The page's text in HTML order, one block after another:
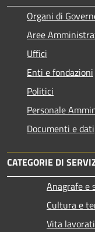
Organi di
Aree
Uffici
Enti e fondazioni
Politici
Personale
Documenti e dati
CATEGORIE DI
Anagrafe e
Cultura e
Vita